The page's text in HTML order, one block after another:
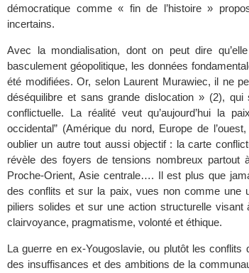
démocratique comme « fin de l’histoire »
incertains.
Avec la mondialisation, dont on peut dire
basculement géopolitique, les données
été modifiées. Or, selon Laurent Murawiec, il ne
déséquilibre et sans grande dislocation » (2),
conflictuelle. La réalité veut qu’aujourd’hui la
occidental” (Amérique du nord, Europe de
oublier un autre tout aussi objectif : la carte
révèle des foyers de tensions nombreux partout
Proche-Orient, Asie centrale…. Il est plus que
des conflits et sur la paix, vues non comme une
piliers solides et sur une action structurelle
clairvoyance, pragmatisme, volonté et éthique.
La guerre en ex-Yougoslavie, ou plutôt les
des insuffisances et des ambitions de la